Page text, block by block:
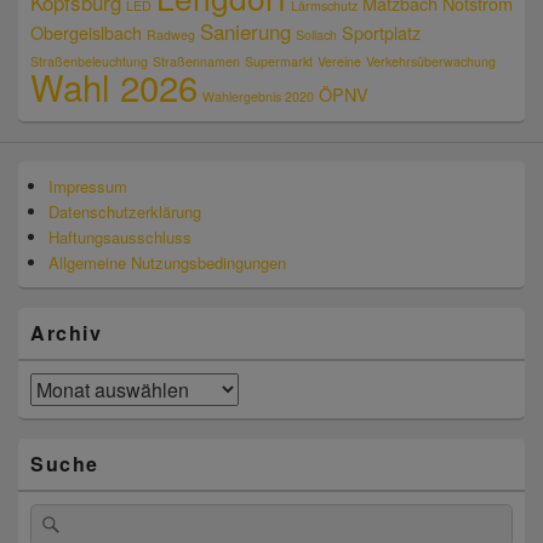
LED Lärmschutz
Obergeislbach Radweg Sanierung Sollach Sportplatz
Straßenbeleuchtung Straßennamen Supermarkt Vereine Verkehrsüberwachung
Wahl 2026 Wahlergebnis 2020 ÖPNV
Impressum
Datenschutzerklärung
Haftungsausschluss
Allgemeine Nutzungsbedingungen
Archiv
Archiv
Suche
Suchen